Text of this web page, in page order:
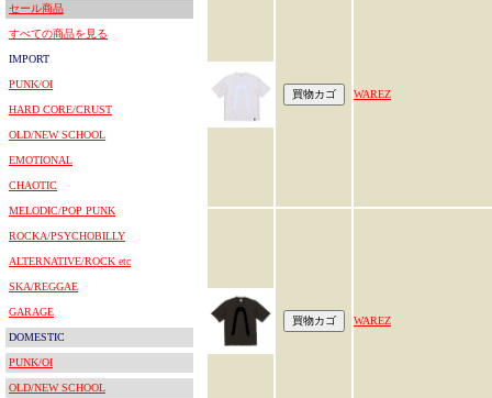
セール商品
すべての商品を見る
IMPORT
PUNK/OI
HARD CORE/CRUST
OLD/NEW SCHOOL
EMOTIONAL
CHAOTIC
MELODIC/POP PUNK
ROCKA/PSYCHOBILLY
ALTERNATIVE/ROCK etc
SKA/REGGAE
GARAGE
DOMESTIC
PUNK/OI
OLD/NEW SCHOOL
WAREZ
WAREZ